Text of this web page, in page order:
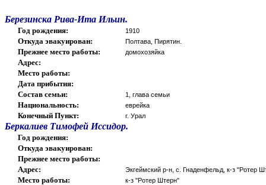
Березинска Рива-Ита Ильин.
Год рождения: 1910
Откуда эвакуирован: Полтава, Пирятин.
Прежнее место работы: домохозяйка
Адрес:
Место работы:
Дата прибытия:
Состав семьи:
1, глава семьи
Национальность: еврейка
Конечный Пункт: г. Урал
Беркалиев Тимофей Иссидор.
Год рождения:
Откуда эвакуирован:
Прежнее место работы:
Адрес:
Экгеймский р-н, с. Гнаденфельд, к-з "Ротер
Место работы: к-з "Ротер Штерн"